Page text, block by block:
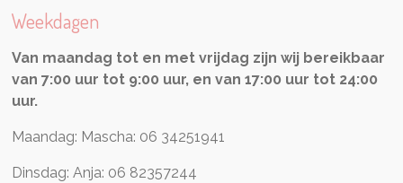
Weekdagen
Van maandag tot en met vrijdag zijn wij bereikbaar
van 7:00 uur tot 9:00 uur, en van 17:00 uur tot 24:00
uur.
Maandag: Mascha: 06 34251941
Dinsdag: Anja: 06 82357244